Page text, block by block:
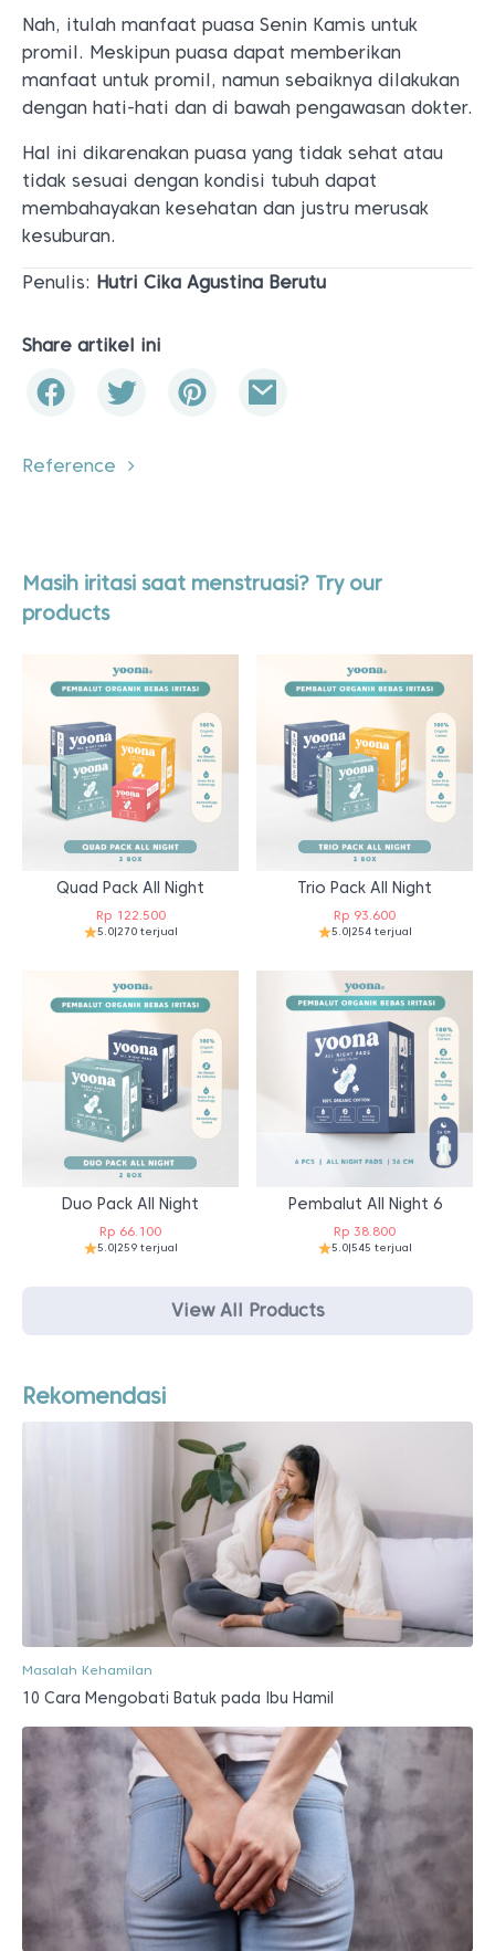
Nah, itulah manfaat puasa Senin Kamis untuk
promil. Meskipun puasa dapat memberikan
manfaat untuk promil, namun sebaiknya dilakukan
dengan hati-hati dan di bawah pengawasan dokter.
Hal ini dikarenakan puasa yang tidak sehat atau
tidak sesuai dengan kondisi tubuh dapat
membahayakan kesehatan dan justru merusak
kesuburan.
Penulis: Hutri Cika Agustina Berutu
Share artikel ini
Reference
Masih iritasi saat menstruasi? Try our
products
Quad Pack All Night
Rp122.500
5.0|270 terjual
Trio Pack All Night
Rp 93.600
5.0|254 terjual
Duo Pack All Night
Rp 66.100
5.0|259 terjual
Pembalut All Night 6
Rp 38.800
5.0|545 terjual
View All Products
Rekomendasi
Masalah Kehamilan
10 Cara Mengobati Batuk pada Ibu Hamil